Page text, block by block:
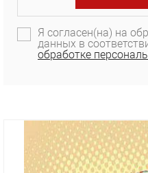
Я согласен(на) на
данных в
обработке